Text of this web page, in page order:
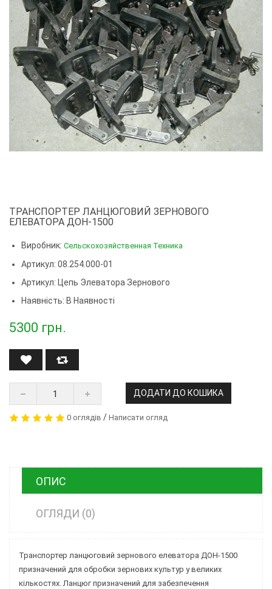
ТРАНСПОРТЕР ЛАНЦЮГОВИЙ ЗЕРНОВОГО
ЕЛЕВАТОРА ДОН-1500
Виробник: Сельскохозяйственная Техника
Артикул: 08.254.000-01
Артикул: Цепь Элеватора Зернового
Наявність: В Наявності
5300 грн.
ДОДАТИ ДО КОШИКА
0 оглядів / Написати огляд
ОПИС
ОГЛЯДИ (0)
Транспортер ланцюговий зернового елеватора ДОН-1500
призначений для обробки зернових культур у великих
кількостях. Ланцюг призначений для забезпечення